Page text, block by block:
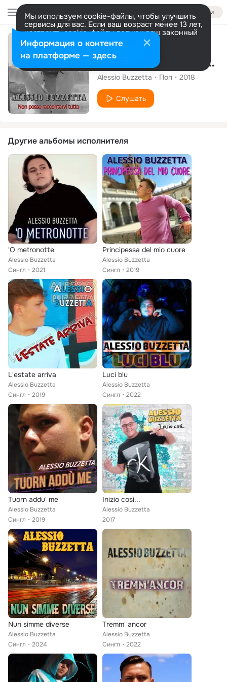
Войти
Мы используем cookie-файлы, чтобы улучшить
сервисы для вас. Если ваш возраст менее 13 лет,
настроить cookie-файлы должен ваш законный
представитель. Больше информации
Разрешить все Настроить
Альбом
Non posso raccontarvi tutto
Alessio Buzzetta Поп 2018
Слушать
Другие альбомы исполнителя
'O metronotte
Alessio Buzzetta
Сингл
2021
Principessa del mio cuore
Alessio Buzzetta
Сингл
2019
L'estate arriva
Alessio Buzzetta
Сингл
2019
Luci blu
Alessio Buzzetta
Сингл
2022
Tuorn addu' me
Alessio Buzzetta
Сингл
2019
Inizio così...
Alessio Buzzetta
2017
Nun simme diverse
Alessio Buzzetta
Сингл
2024
Tremm' ancor
Alessio Buzzetta
Сингл
2022
Информация о контенте
на платформе — здесь